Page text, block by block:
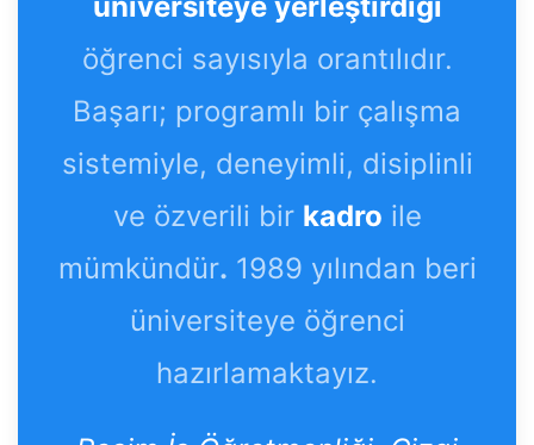
öğrenci sayısıyla orantılıdır.
Başarı; programlı bir çalışma
sistemiyle, deneyimli, disiplinli
ve özverili bir kadro ile
mümkündür. 1989 yılından beri
üniversiteye öğrenci
hazırlamaktayız.